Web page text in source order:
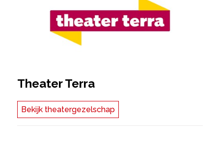
Theater Terra
Bekijk theatergezelschap